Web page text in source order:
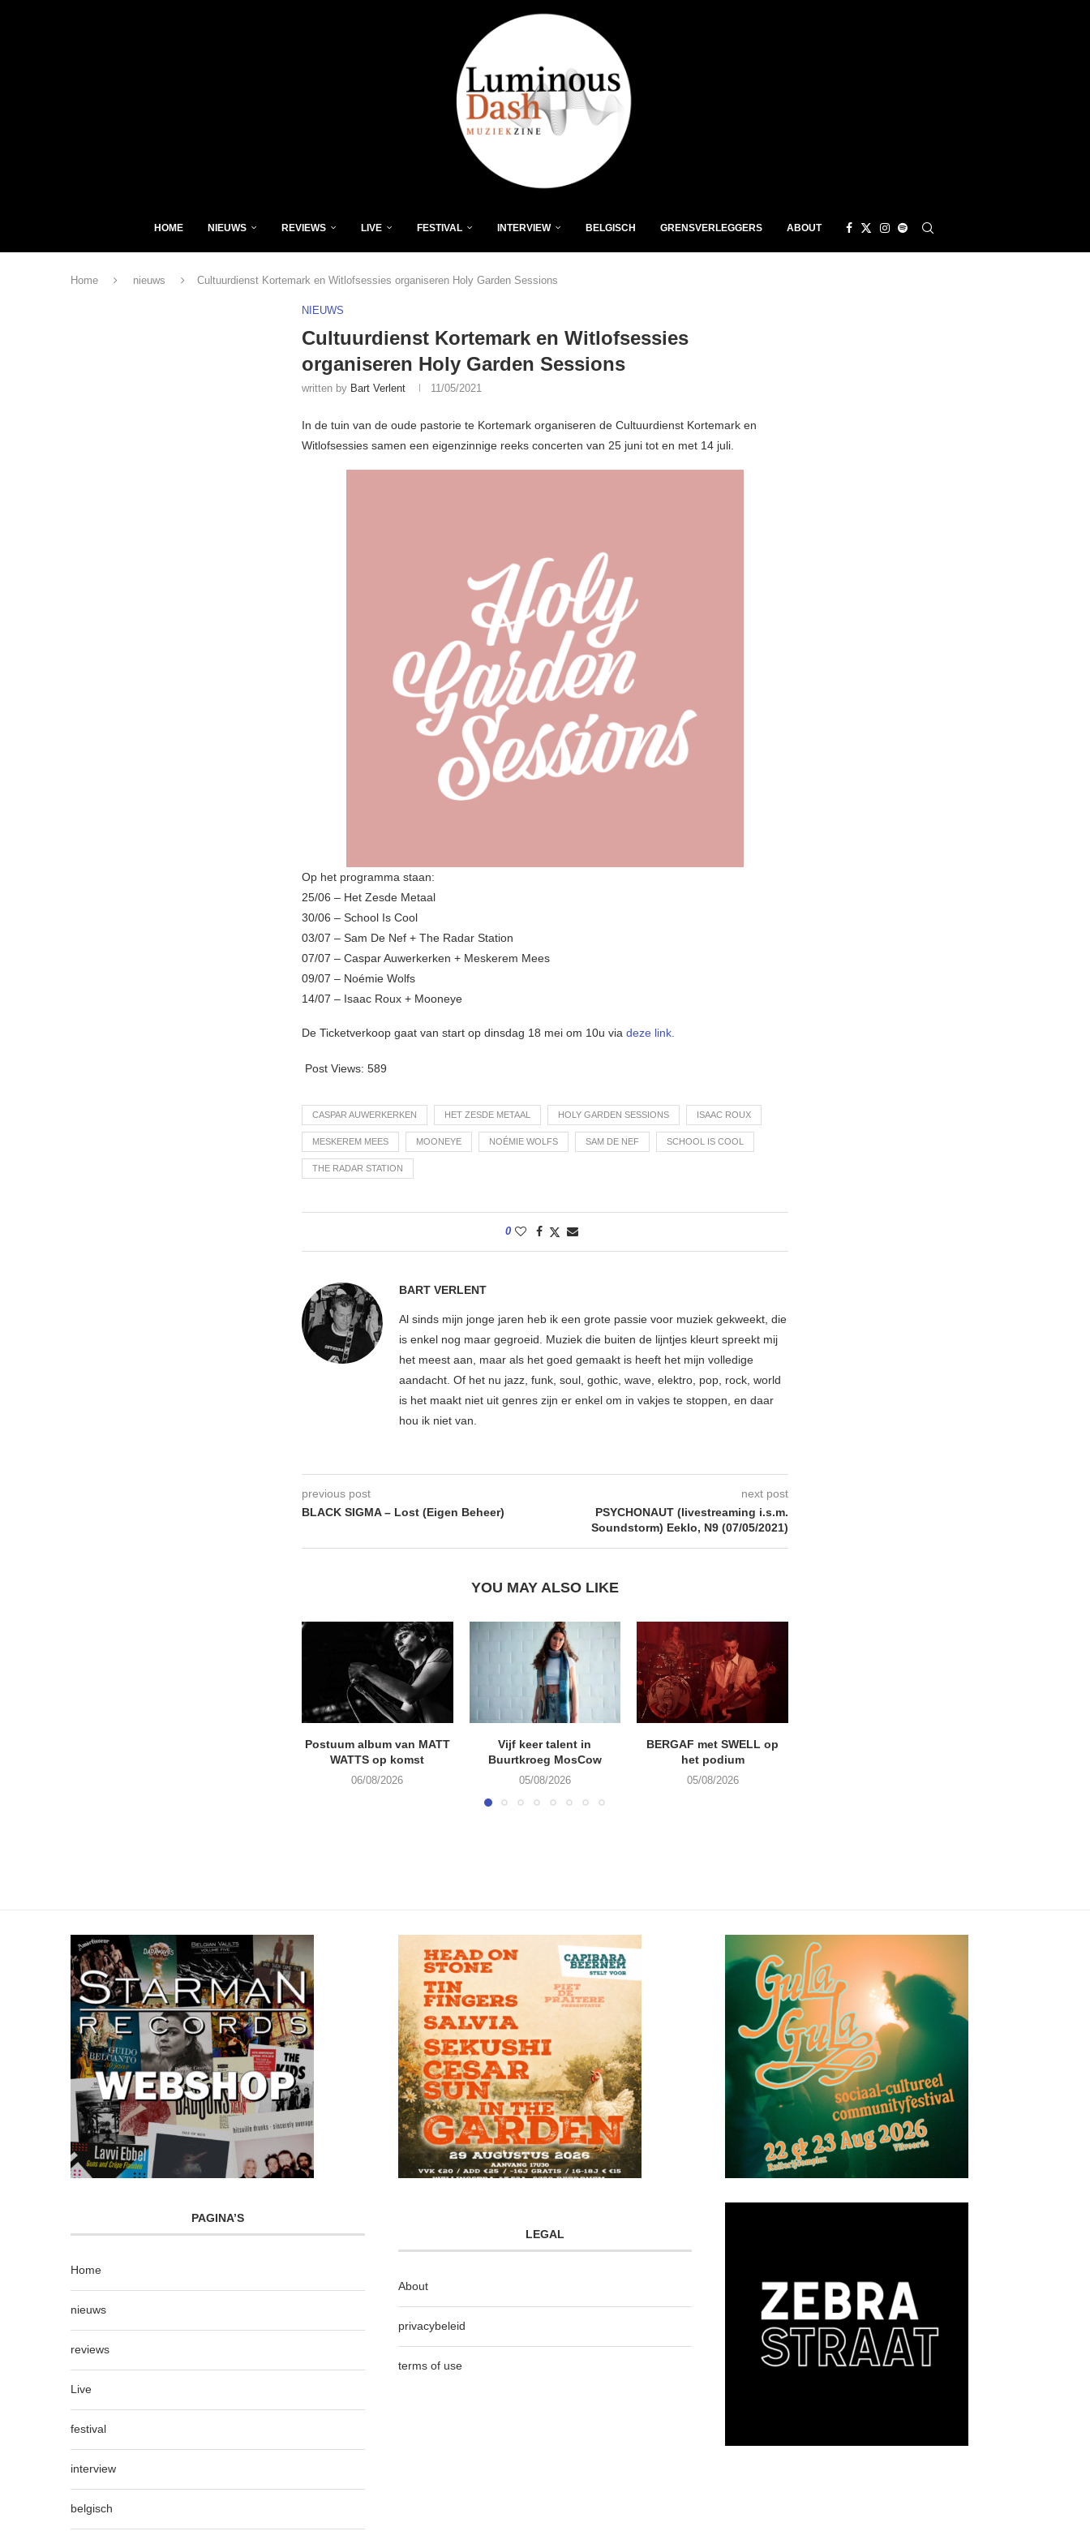
HOME NIEUWS REVIEWS LIVE FESTIVAL INTERVIEW BELGISCH GRENSVERLEGGERS ABOUT
Home nieuws Cultuurdienst Kortemark en Witlofsessies organiseren Holy Garden Sessions
NIEUWS
Cultuurdienst Kortemark en Witlofsessies
organiseren Holy Garden Sessions
written by Bart Verlent 11/05/2021
In de tuin van de oude pastorie te Kortemark organiseren de Cultuurdienst Kortemark en
Witlofsessies samen een eigenzinnige reeks concerten van 25 juni tot en met 14 juli.
Op het programma staan:
25/06 – Het Zesde Metaal
30/06 – School Is Cool
03/07 – Sam De Nef + The Radar Station
07/07 – Caspar Auwerkerken + Meskerem Mees
09/07 – Noémie Wolfs
14/07 – Isaac Roux + Mooneye
De Ticketverkoop gaat van start op dinsdag 18 mei om 10u via deze link.
Post Views: 589
CASPAR AUWERKERKEN HET ZESDE METAAL HOLY GARDEN SESSIONS ISAAC ROUX
MESKEREM MEES MOONEYE NOÉMIE WOLFS SAM DE NEF SCHOOL IS COOL
THE RADAR STATION
0
BART VERLENT
Al sinds mijn jonge jaren heb ik een grote passie voor muziek gekweekt, die
is enkel nog maar gegroeid. Muziek die buiten de lijntjes kleurt spreekt mij
het meest aan, maar als het goed gemaakt is heeft het mijn volledige
aandacht. Of het nu jazz, funk, soul, gothic, wave, elektro, pop, rock, world
is het maakt niet uit genres zijn er enkel om in vakjes te stoppen, en daar
hou ik niet van.
previous post
BLACK SIGMA – Lost (Eigen Beheer)
next post
PSYCHONAUT (livestreaming i.s.m.
Soundstorm) Eeklo, N9 (07/05/2021)
YOU MAY ALSO LIKE
Postuum album van MATT
WATTS op komst
06/08/2026
Vijf keer talent in
Buurtkroeg MosCow
05/08/2026
BERGAF met SWELL op
het podium
05/08/2026
PAGINA’S
Home
nieuws
reviews
Live
festival
interview
belgisch
LEGAL
About
privacybeleid
terms of use